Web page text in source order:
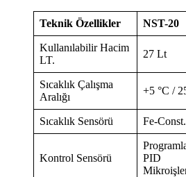
Teknik Özellikler NST-20
Kullanılabilir Hacim
LT.
27 Lt
Sıcaklık Çalışma
Aralığı
+5 °C /
Sıcaklık Sensörü Fe-Const.
Kontrol Sensörü
PID